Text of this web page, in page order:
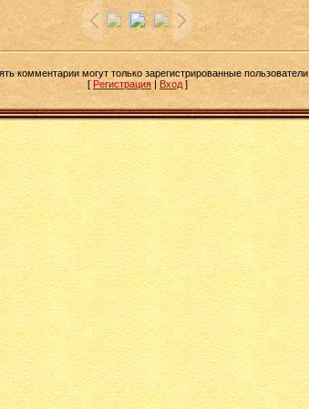
комментарии могут только зарегистрированные пользователи.
[ Регистрация | Вход ]